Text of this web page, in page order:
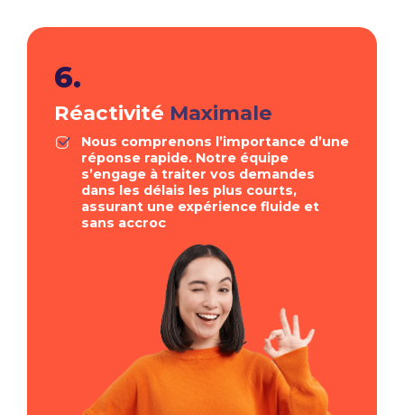
6.
Réactivité Maximale
Nous comprenons l’importance d’une
réponse rapide. Notre équipe
s’engage à traiter vos demandes
dans les délais les plus courts,
assurant une expérience fluide et
sans accroc